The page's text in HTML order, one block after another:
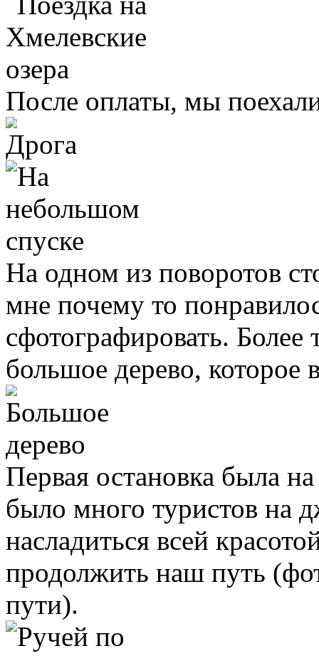
После оплаты, мы
На одном из поворотов
мне почему то
сфотографировать. Более
большое дерево, которое
Первая остановка была
было много туристов на
насладиться всей
продолжить наш путь
пути).